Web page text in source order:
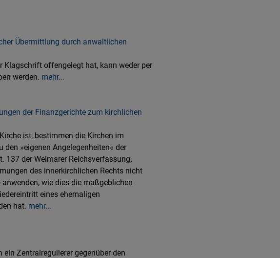
Übermittlung durch anwaltlichen
Klagschrift offengelegt hat, kann weder per
werden. mehr...
der Finanzgerichte zum kirchlichen
ist, bestimmen die Kirchen im
»eigenen Angelegenheiten« der
137 der Weimarer Reichsverfassung.
des innerkirchlichen Rechts nicht
wie dies die maßgeblichen
eines ehemaligen
hat. mehr...
Zentralregulierer gegenüber den